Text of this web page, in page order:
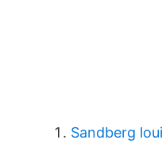
Sandberg